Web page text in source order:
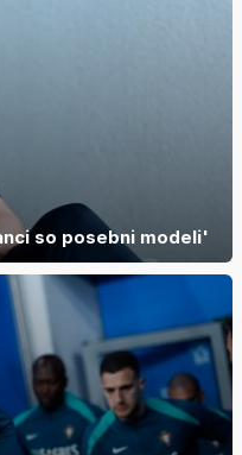
so posebni modeli'